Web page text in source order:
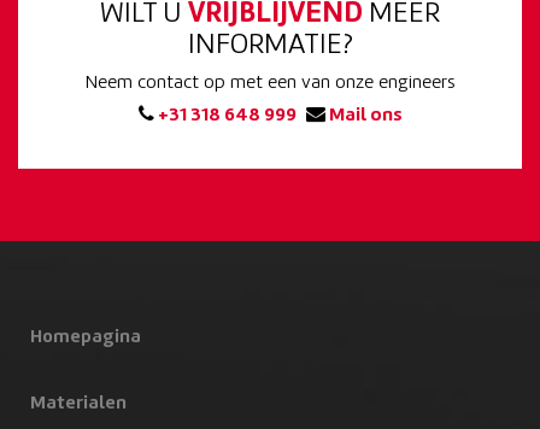
WILT U VRIJBLIJVEND MEER
INFORMATIE?
Neem contact op met een van onze engineers
+31 318 648 999
Mail ons
Homepagina
Materialen